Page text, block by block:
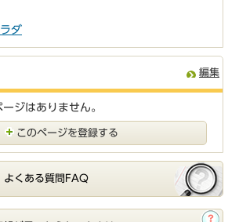
ダ
編集
ジはありません。
このページを登録する
よくある質問FAQ